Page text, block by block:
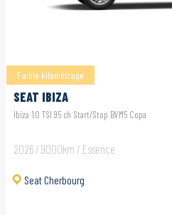
Faible kilométrage
SEAT IBIZA
Ibiza 1.0 TSI 95 ch Start/Stop BVM5 Copa
2026 / 9000km / Essence
Seat Cherbourg